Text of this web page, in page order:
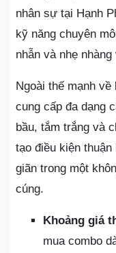
nhân sự tại Hạnh
kỹ năng chuyên
nhẫn và nhẹ
Ngoài thế mạnh
cung cấp đa dạng
bầu, tắm trắng và
tạo điều kiện
giãn trong một
cúng.
Khoảng giá
mua combo